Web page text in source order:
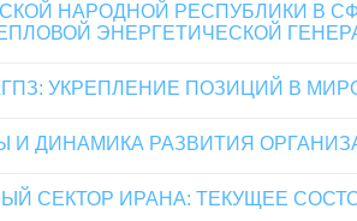
НАРОДНОЙ РЕСПУБЛИКИ В
ЭНЕРГЕТИЧЕСКОЙ
УКРЕПЛЕНИЕ ПОЗИЦИЙ В
И ДИНАМИКА РАЗВИТИЯ
СЕКТОР ИРАНА: ТЕКУЩЕЕ